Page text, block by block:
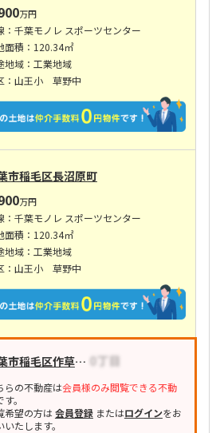
万円
：千葉モノレ スポーツセンター
面積：120.34㎡
地域：工業地域
：山王小 草野中
市稲毛区長沼原町
万円
：千葉モノレ スポーツセンター
面積：120.34㎡
地域：工業地域
：山王小 草野中
千葉市稲毛区作草部町
らの不動産は会員様のみ閲覧できる不動
す。
希望の方は会員登録またはログインをお
いたします。